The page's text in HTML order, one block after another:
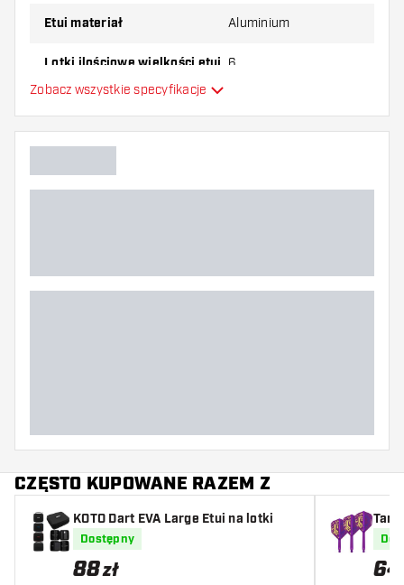
Etui materiał Aluminium
Lotki ilościowe wielkości etui 6
Główny kolor
Zobacz wszystkie specyfikacje
CZĘSTO KUPOWANE RAZEM Z
KOTO Dart EVA Large Etui na lotki
Dostępny
88zł 64